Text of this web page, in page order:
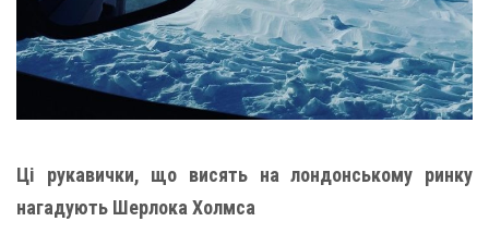
Ці рукавички, що висять на лондонському ринку
нагадують Шерлока Холмса